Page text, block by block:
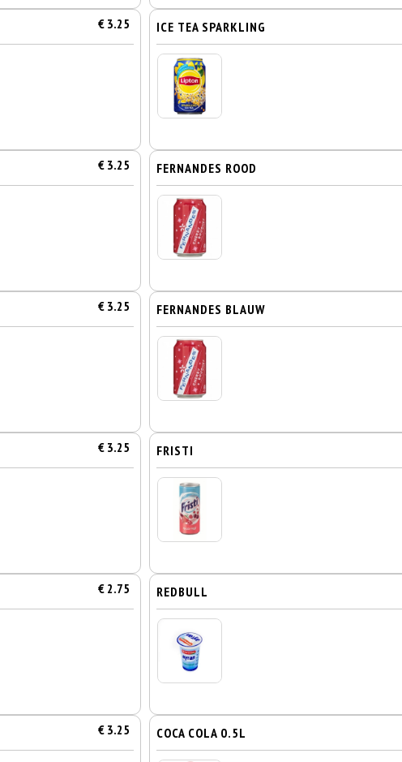
€ 3.25 ICE TEA SPARKLING
€ 3.25 FERNANDES ROOD
€ 3.25 FERNANDES BLAUW
€ 3.25 FRISTI
€ 2.75 REDBULL
€ 3.25 COCA COLA 0.5L